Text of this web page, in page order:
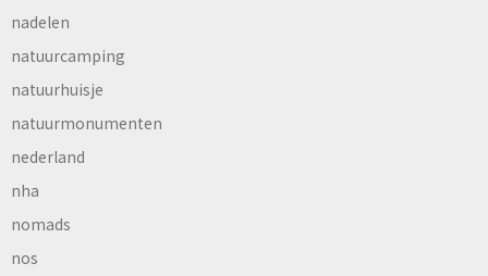
nadelen
natuurcamping
natuurhuisje
natuurmonumenten
nederland
nha
nomads
nos